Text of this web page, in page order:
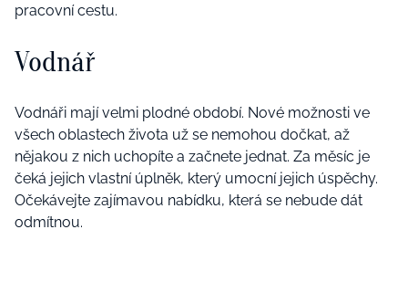
pracovní cestu.
Vodnář
Vodnáři mají velmi plodné období. Nové možnosti ve
všech oblastech života už se nemohou dočkat, až
nějakou z nich uchopíte a začnete jednat. Za měsíc je
čeká jejich vlastní úplněk, který umocní jejich úspěchy.
Očekávejte zajímavou nabídku, která se nebude dát
odmítnou.